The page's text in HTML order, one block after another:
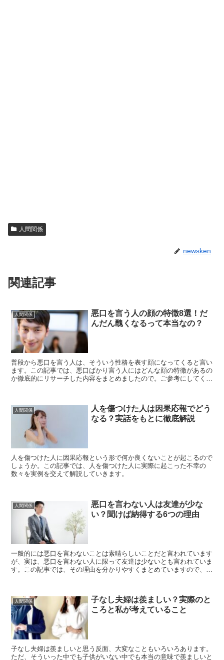
人間関係
newsken
関連記事
人間関係
悪口を言う人の顔の特徴8選！だ
んだん醜くなるって本当なの？
普段から悪口を言う人は、そういう性格を表す顔になってくると言い
ます。この記事では、悪口ばかり言う人にはどんな顔の特徴があるの
か徹底的にリサーチした内容をまとめましたので。ご参考にしてくだ
人間関係
人を傷つけた人は因果応報でどう
なる？実話をもとに徹底解説
人を傷つけた人に因果応報という形で何か良くないことが起こるので
しょうか。この記事では、人を傷つけた人に実際に起こった不幸の
数々を実例を交えて解説していきます。
人間関係
悪口を言わない人は友達が少な
い？聞けば納得する6つの理由
一般的には悪口を言わないことは素晴らしいことだと言われています
が、実は、悪口を言わない人に限って友達は少ないとも言われていま
す。この記事では、その理由を分かりやすくまとめていますので、ぜ
人間関係
子なし夫婦は羨ましい？実際のと
ころと私が考えていること
子なし夫婦は羨ましいと思う反面、大変なこともいろいろあります。
ただ、そういった中でも子供がいない中でも本当の意味で羨ましいと